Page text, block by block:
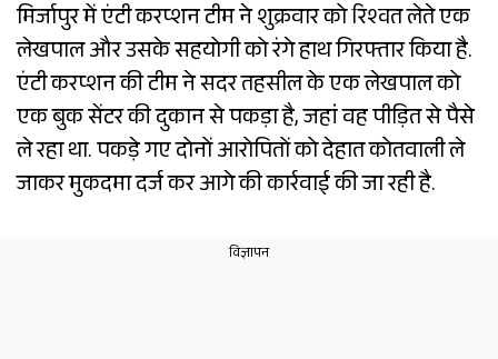
मिर्जापुर में एंटी करप्शन टीम ने शुक्रवार को रिश्वत लेते एक
लेखपाल और उसके सहयोगी को रंगे हाथ गिरफ्तार किया है.
एंटी करप्शन की टीम ने सदर तहसील के एक लेखपाल को
एक बुक सेंटर की दुकान से पकड़ा है, जहां वह पीड़ित से पैसे
ले रहा था. पकड़े गए दोनों आरोपितों को देहात कोतवाली ले
जाकर मुकदमा दर्ज कर आगे की कार्रवाई की जा रही है.